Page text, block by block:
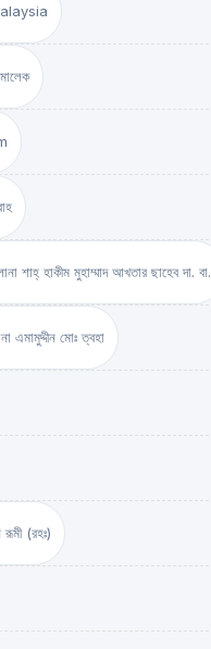
শাহ্ হাকীম মুহাম্মাদ আখতার ছাহেব দা. বা.
এমামুদ্দীন মোঃ ত্বহা
রূমী (রহঃ)